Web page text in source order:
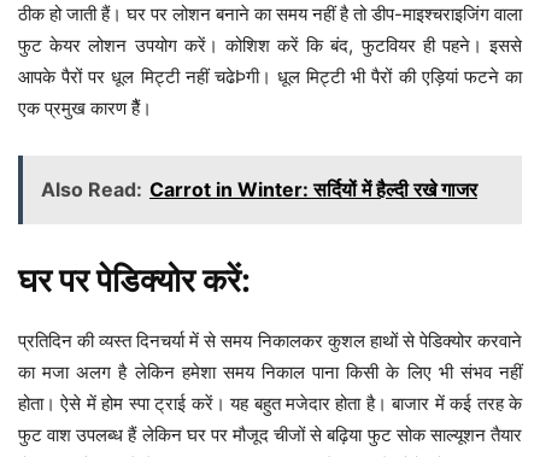
ठीक हो जाती हैं। घर पर लोशन बनाने का समय नहीं है तो डीप-माइश्चराइजिंग वाला
फुट केयर लोशन उपयोग करें। कोशिश करें कि बंद, फुटवियर ही पहने। इससे
आपके पैरों पर धूल मिट्टी नहीं चढेÞगी। धूल मिट्टी भी पैरों की एड़ियां फटने का
एक प्रमुख कारण हैैं।
Also Read: Carrot in Winter: सर्दियों में हैल्दी रखे गाजर
घर पर पेडिक्योर करें:
प्रतिदिन की व्यस्त दिनचर्या में से समय निकालकर कुशल हाथों से पेडिक्योर करवाने
का मजा अलग है लेकिन हमेशा समय निकाल पाना किसी के लिए भी संभव नहीं
होता। ऐसे में होम स्पा ट्राई करें। यह बहुत मजेदार होता है। बाजार में कई तरह के
फुट वाश उपलब्ध हैं लेकिन घर पर मौजूद चीजों से बढ़िया फुट सोक साल्यूशन तैयार